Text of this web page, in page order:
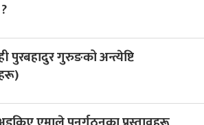
पुरबहादुर गुरुङको अन्त्येष्टि